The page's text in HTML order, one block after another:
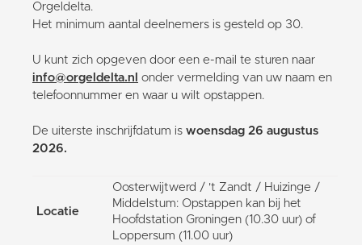
Orgeldelta.
Het minimum aantal deelnemers is gesteld op 30.
U kunt zich opgeven door een e-mail te sturen naar
info@orgeldelta.nl onder vermelding van uw naam en
telefoonnummer en waar u wilt opstappen.
De uiterste inschrijfdatum is woensdag 26 augustus
2026.
Locatie
Oosterwijtwerd / 't Zandt / Huizinge /
Middelstum: Opstappen kan bij het
Hoofdstation Groningen (10.30 uur) of
Loppersum (11.00 uur)